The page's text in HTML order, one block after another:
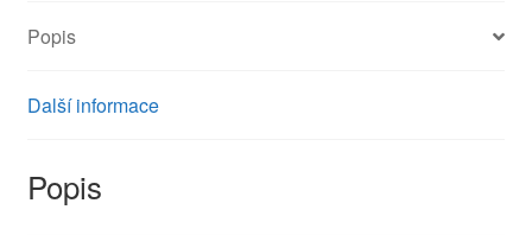
Popis
Další informace
Popis